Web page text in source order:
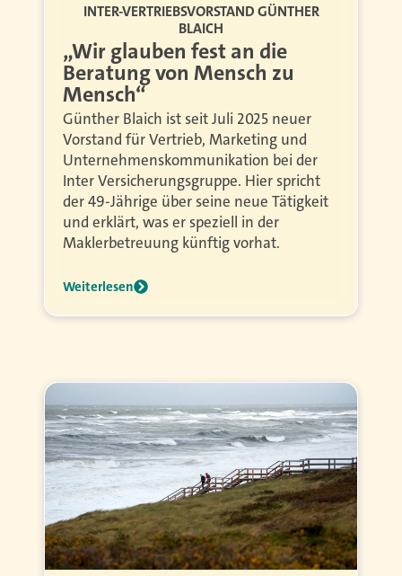
INTER-VERTRIEBSVORSTAND GÜNTHER
BLAICH
„Wir glauben fest an die
Beratung von Mensch zu
Mensch“
Günther Blaich ist seit Juli 2025 neuer
Vorstand für Vertrieb, Marketing und
Unternehmenskommunikation bei der
Inter Versicherungsgruppe. Hier spricht
der 49-Jährige über seine neue Tätigkeit
und erklärt, was er speziell in der
Maklerbetreuung künftig vorhat.
Weiterlesen